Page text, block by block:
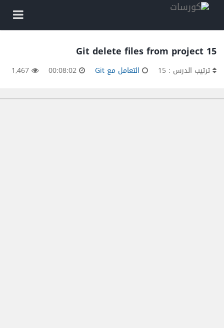
15 Git delete files from project
ترتيب الدرس : 15 التعامل مع Git